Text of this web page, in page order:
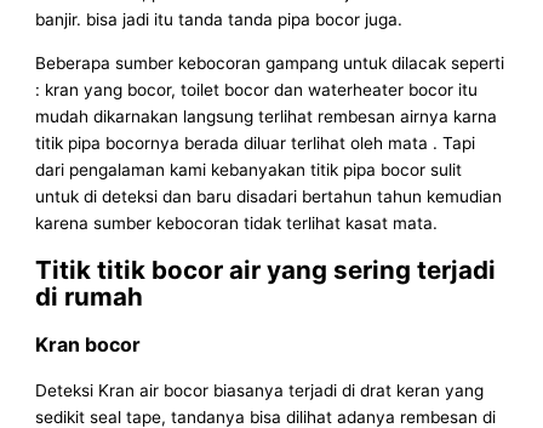
banjir. bisa jadi itu tanda tanda pipa bocor juga.
Beberapa sumber kebocoran gampang untuk dilacak seperti
: kran yang bocor, toilet bocor dan waterheater bocor itu
mudah dikarnakan langsung terlihat rembesan airnya karna
titik pipa bocornya berada diluar terlihat oleh mata . Tapi
dari pengalaman kami kebanyakan titik pipa bocor sulit
untuk di deteksi dan baru disadari bertahun tahun kemudian
karena sumber kebocoran tidak terlihat kasat mata.
Titik titik bocor air yang sering terjadi
di rumah
Kran bocor
Deteksi Kran air bocor biasanya terjadi di drat keran yang
sedikit seal tape, tandanya bisa dilihat adanya rembesan di